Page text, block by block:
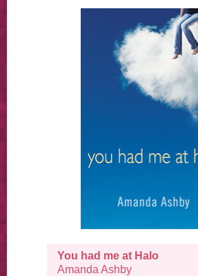
You had me at Halo
Amanda Ashby